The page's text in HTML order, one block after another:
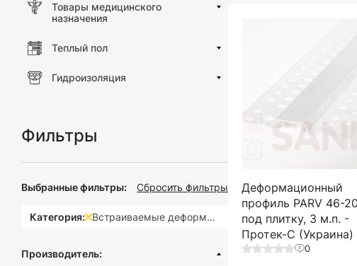
Товары медицинского
назначения
Теплый пол
Гидроизоляция
Фильтры
Выбранные фильтры: Сбросить фильтры
Категория: Встраиваемые деформационные профили
Производитель:
Деформационный
профиль PARV 46-
под плитку, 3 м.п. -
Протек-С (Украина)
0